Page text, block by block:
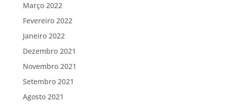
Março 2022
Fevereiro 2022
Janeiro 2022
Dezembro 2021
Novembro 2021
Setembro 2021
Agosto 2021